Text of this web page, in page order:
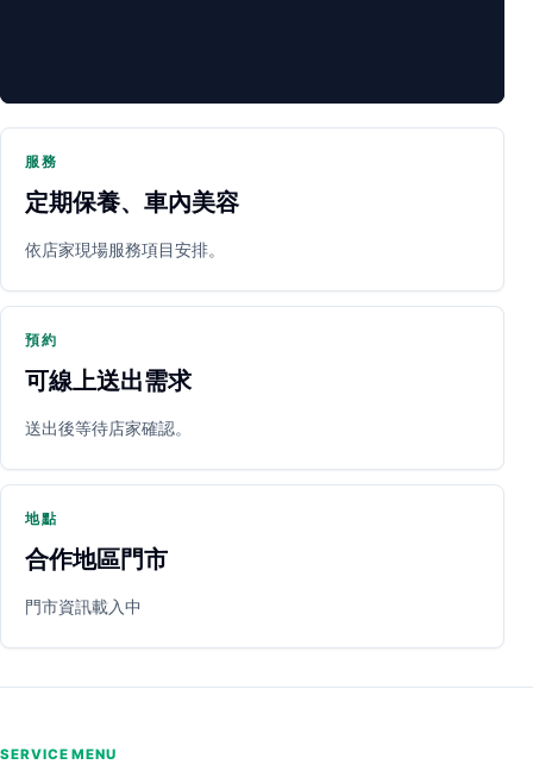
PARTNER SHOP
立即預約 開啟地圖 其他店家
服務
定期保養、車內美容
依店家現場服務項目安排。
預約
可線上送出需求
送出後等待店家確認。
地點
合作地區門市
門市資訊載入中
SERVICE MENU